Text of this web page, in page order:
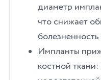
диаметр
что снижает
Импланты
костной